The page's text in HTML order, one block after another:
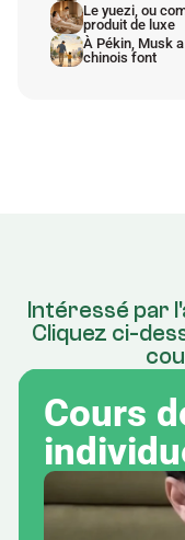
Le yuezi, ou
produit de luxe
À Pékin, Musk
chinois font
Intéressé par
Cliquez ci-
Cours